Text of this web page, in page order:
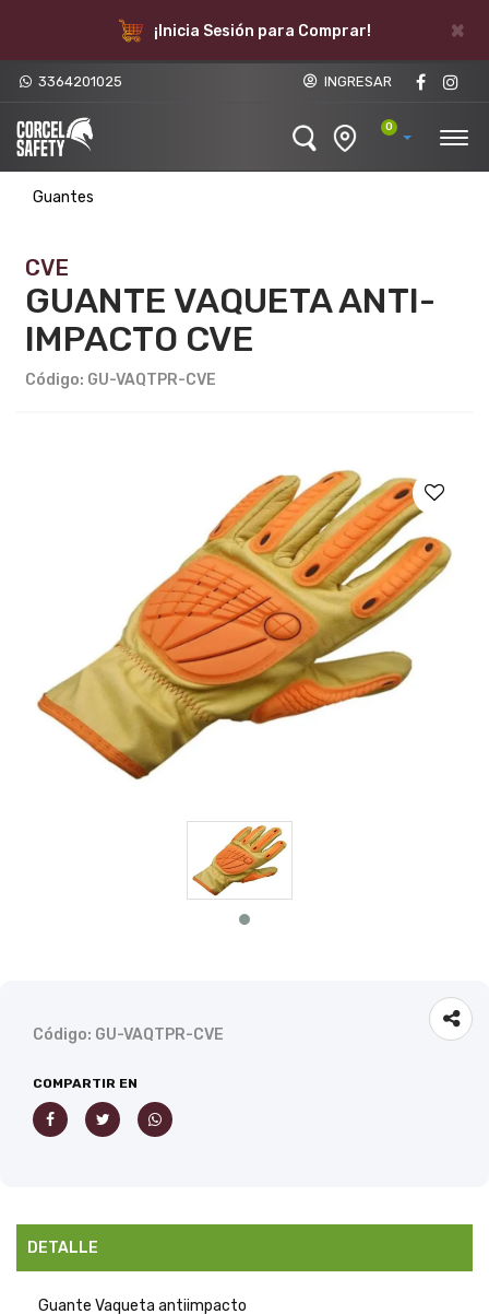
×
¡Inicia Sesión para Comprar!
3364201025 INGRESAR
0
Guantes
CVE
GUANTE VAQUETA ANTI-
IMPACTO CVE
Código: GU-VAQTPR-CVE
Código: GU-VAQTPR-CVE
COMPARTIR EN
DETALLE
Guante Vaqueta antiimpacto